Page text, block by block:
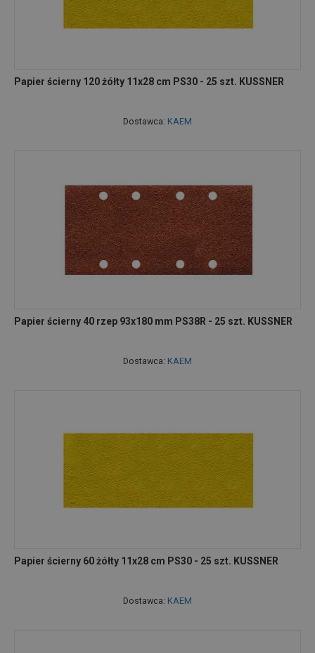
Papier ścierny 120 żółty 11x28 cm PS30 - 25 szt. KUSSNER
Dostawca: KAEM
Papier ścierny 40 rzep 93x180 mm PS38R - 25 szt. KUSSNER
Dostawca: KAEM
Papier ścierny 60 żółty 11x28 cm PS30 - 25 szt. KUSSNER
Dostawca: KAEM